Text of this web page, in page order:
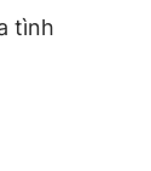
tình